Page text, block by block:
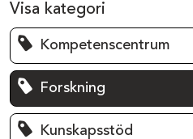
Visa kategori
Kompetenscentrum
Forskning
Kunskapsstöd